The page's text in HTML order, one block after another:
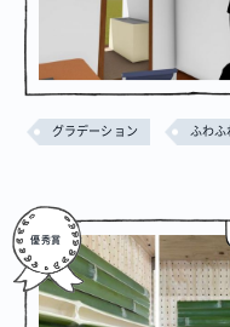
プロジェクト
リノベー
オーナー
グラデーション ふわふ